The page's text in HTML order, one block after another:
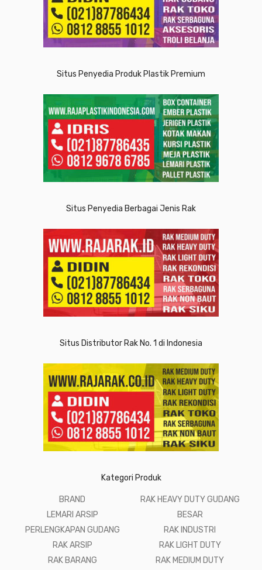
Situs Penyedia Produk Plastik Premium
Situs Penyedia Berbagai Jenis Rak
Situs Distributor Rak No. 1 di Indonesia
Kategori Produk
BRAND
LEMARI ARSIP
PERLENGKAPAN GUDANG
RAK ARSIP
RAK BARANG
RAK HEAVY DUTY GUDANG
BESAR
RAK INDUSTRI
RAK LIGHT DUTY
RAK MEDIUM DUTY